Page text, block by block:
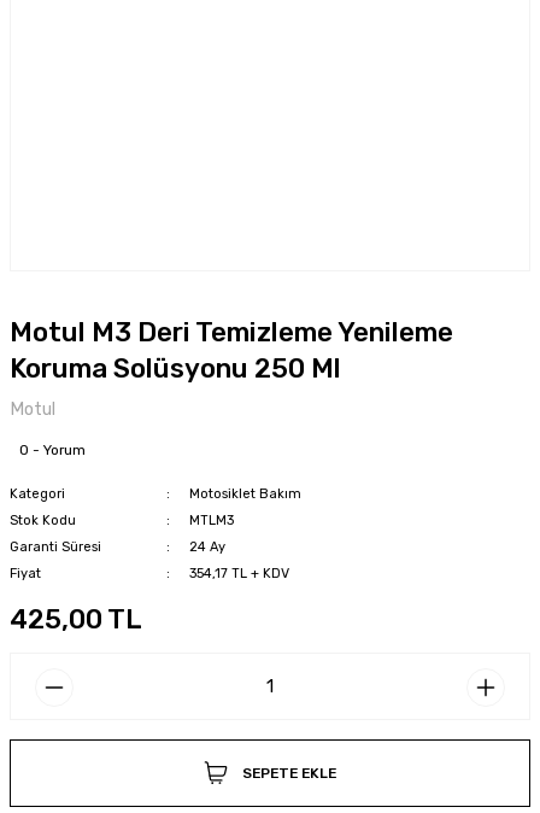
Motul M3 Deri Temizleme Yenileme
Koruma Solüsyonu 250 Ml
Motul
0 - Yorum
Kategori
Motosiklet Bakım
Stok Kodu
MTLM3
Garanti Süresi
24 Ay
Fiyat
354,17 TL + KDV
425,00 TL
SEPETE EKLE